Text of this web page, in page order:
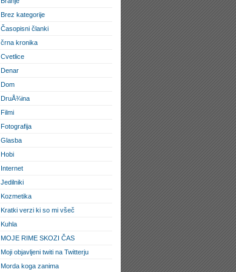
Brez kategorije
Časopisni članki
črna kronika
Cvetlice
Denar
Dom
DruÅ¾ina
Filmi
Fotografija
Glasba
Hobi
Internet
Jedilniki
Kozmetika
Kratki verzi ki so mi všeč
Kuhla
MOJE RIME SKOZI ČAS
Moji objavljeni twiti na Twitterju
Morda koga zanima